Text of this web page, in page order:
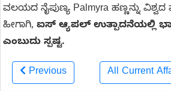
ವಲಯದ ನೈಪುಣ್ಯ Palmyra ಹಣ್ಣನ್ನು
ಹೀಗಾಗಿ, ಐಸ್ ಆ್ಯಪಲ್ ಉತ್ಪಾದನೆಯಲ್ಲಿ
ಎಂಬುದು ಸ್ಪಷ್ಟ.
Previous All Current